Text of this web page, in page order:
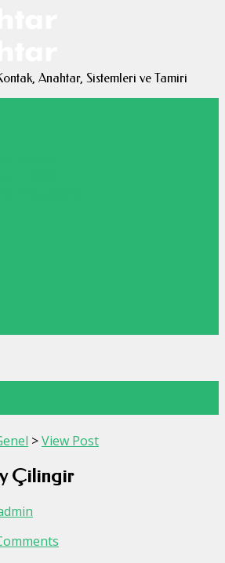
Anahtar, Sistemleri ve Tamiri
>View Post
Çilingir